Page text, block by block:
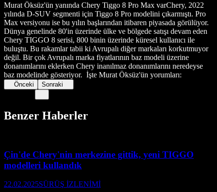
Murat Öksüz'ün yanında Chery Tiggo 8 Pro Max varChery, 2022
yılında D-SUV segmenti için Tiggo 8 Pro modelini çıkarmıştı. Pro
Max versiyonu ise bu yılın başlarından itibaren piyasada görülüyor.
Dünya genelinde 80'in üzerinde ülke ve bölgede satışı devam eden
Chery TIGGO 8 serisi, 800 binin üzerinde küresel kullanıcı ile
buluştu. Bu rakamlar tabii ki Avrupalı diğer markaları korkutmuyor
değil. Bir çok Avrupalı marka fiyatlarının baz modeli üzerine
donanımlarını eklerken Chery inanılmaz donanımlarını neredeyse
baz modelinde gösteriyor. İşte Murat Öksüz'ün yorumları:
Önceki Sonraki
Benzer Haberler
Çin'de Chery'nin merkezine gittik, yeni TIGGO
modelleri kullandık
22.02.2025SÜRÜŞ İZLENİMİ